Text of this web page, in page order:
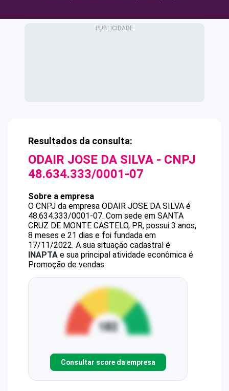
Resultados da consulta:
ODAIR JOSE DA SILVA - CNPJ
48.634.333/0001-07
Sobre a empresa
O CNPJ da empresa ODAIR JOSE DA SILVA é
48.634.333/0001-07. Com sede em SANTA
CRUZ DE MONTE CASTELO, PR, possui 3 anos,
8 meses e 21 dias e foi fundada em
17/11/2022. A sua situação cadastral é
INAPTA e sua principal atividade econômica é
Promoção de vendas.
Consultar score da empresa